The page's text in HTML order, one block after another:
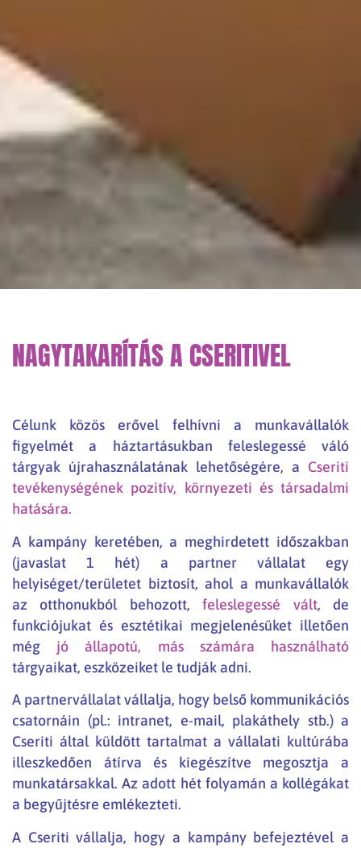
NAGYTAKARÍTÁS A CSERITIVEL
Célunk közös erővel felhívni a munkavállalók
figyelmét a háztartásukban feleslegessé váló
tárgyak újrahasználatának lehetőségére, a Cseriti
tevékenységének pozitív, környezeti és társadalmi
hatására.
A kampány keretében, a meghirdetett időszakban
(javaslat 1 hét) a partner vállalat egy
helyiséget/területet biztosít, ahol a munkavállalók
az otthonukból behozott,feleslegessé vált, de
funkciójukat és esztétikai megjelenésüket illetően
még jó állapotú, más számára használható
tárgyaikat, eszközeiket le tudják adni.
A partnervállalat vállalja, hogy belső kommunikációs
csatornáin (pl.: intranet, e-mail, plakáthely stb.) a
Cseriti által küldött tartalmat a vállalati kultúrába
illeszkedően átírva és kiegészítve megosztja a
munkatársakkal. Az adott hét folyamán a kollégákat
a begyűjtésre emlékezteti.
A Cseriti vállalja, hogy a kampány befejeztével a